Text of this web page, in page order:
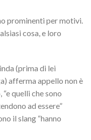
prominenti per motivi.
cosa, e loro
(prima di lei
afferma appello non è
quelli che sono
ad essere”
il slang “hanno